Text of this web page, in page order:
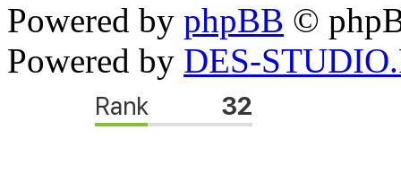
Powered by phpBB ©
Powered by DES-